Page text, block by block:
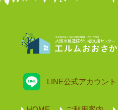
LINE公式アカウント